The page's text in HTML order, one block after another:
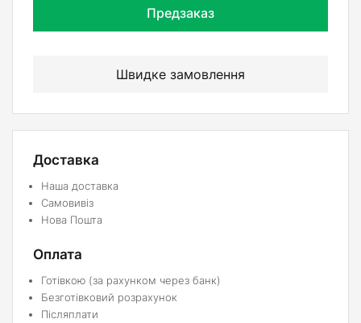
Предзаказ
Швидке замовлення
Доставка
Наша доставка
Самовивіз
Нова Пошта
Оплата
Готівкою (за рахунком через банк)
Безготівковий розрахунок
Післяплати